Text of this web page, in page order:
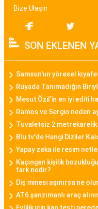
Teknolojinin gelişimi
modelleri de popülerlik
sadece zamanı
takibi, çağrı
fonksiyonları da
kadınının aktif
sunar.
Daniel Klein Bayan
Daniel Klein, şıklık ve
bayan saat
malzemeleriyle
kullanıcılarına tarz
Bize Ulaşın
SON EKLENEN
Samsun'un yöresel
Rüyada Tanımadığın
Mesut Özil'in en iyi editi
Ramos ve Sergio neden
Tuvaletsiz 2
Blu tv'de Hangi Diziler
Yapay zeka ile resim
Kaçıngan kişilik
fark nedir?
Diş minesi aşınırsa ne
AT6 şanzımanlı araç